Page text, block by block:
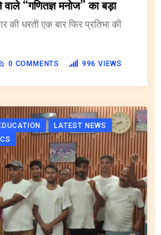
“गणितज्ञ मनोज” का बड़ा
की धरती एक बार फिर प्रतिभा की
0 COMMENTS 996 VIEWS
LATEST NEWS